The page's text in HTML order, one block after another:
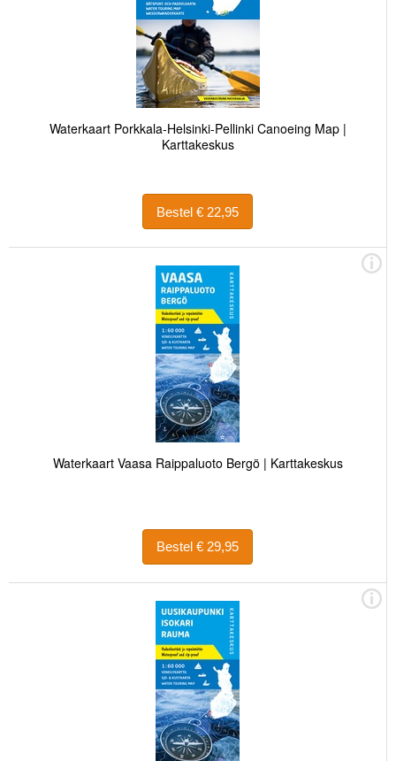
Waterkaart Porkkala-Helsinki-Pellinki Canoeing Map |
Karttakeskus
Bestel € 22,95
Waterkaart Vaasa Raippaluoto Bergö | Karttakeskus
Bestel € 29,95